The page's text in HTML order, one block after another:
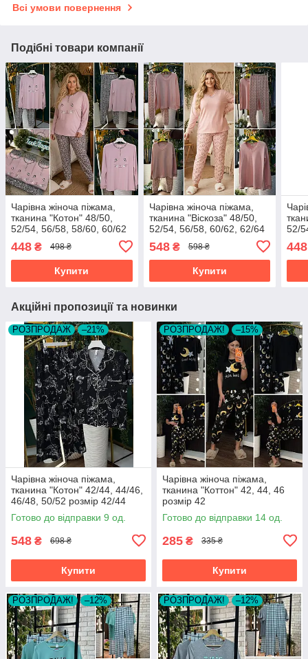
Всі умови повернення
Подібні товари компанії
Чарівна жіноча піжама,
тканина "Котон" 48/50,
52/54, 56/58, 58/60, 60/62
448 ₴ 498 ₴
Купити
Чарівна жіноча піжама,
тканина "Віскоза" 48/50,
52/54, 56/58, 60/62, 62/64
548₴ 598 ₴
Купити
52/
448
Акційні пропозиції та новинки
РОЗПРОДАЖ –21%
Чарівна жіноча піжама,
тканина "Котон" 42/44, 44/46,
46/48, 50/52 розмір 42/44
Готово до відправки 9 од.
548 ₴ 698 ₴
Купити
РОЗПРОДАЖ! –15%
Чарівна жіноча піжама,
тканина "Коттон" 42, 44, 46
розмір 42
Готово до відправки 14 од.
285 ₴ 335 ₴
Купити
РОЗПРОДАЖ! –12% РОЗПРОДАЖ! –12%